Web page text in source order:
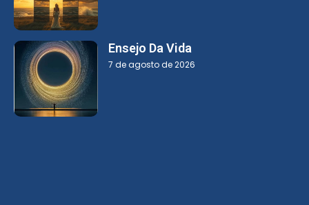
Ensejo Da Vida
7 de agosto de 2026